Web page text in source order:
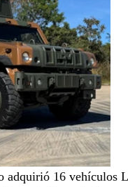
adquirió 16 vehículos